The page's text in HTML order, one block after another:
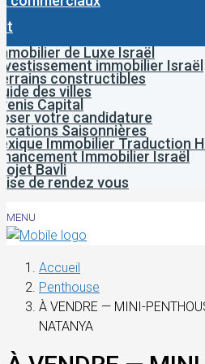
de Luxe Israël
immobilier Israël
constructibles
des villes
Capital
votre candidature
Saisonnières
Immobilier Traduction
Immobilier Israël
Bavli
de rendez vous
MENU
Accueil
Penthouse
À VENDRE — MINI-
NATANYA